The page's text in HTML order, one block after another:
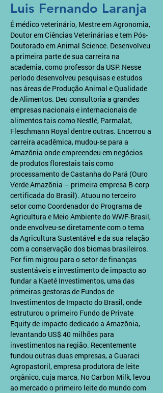
Luis Fernando Laranja
É médico veterinário, Mestre em Agronomia,
Doutor em Ciências Veterinárias e tem Pós-
Doutorado em Animal Science. Desenvolveu
a primeira parte de sua carreira na
academia, como professor da USP. Nesse
período desenvolveu pesquisas e estudos
nas áreas de Produção Animal e Qualidade
de Alimentos. Deu consultoria a grandes
empresas nacionais e internacionais de
alimentos tais como Nestlé, Parmalat,
Fleschmann Royal dentre outras. Encerrou a
carreira acadêmica, mudou-se para a
Amazônia onde empreendeu em negócios
de produtos florestais tais como
processamento de Castanha do Pará (Ouro
Verde Amazônia – primeira empresa B-corp
certificada do Brasil). Atuou no terceiro
setor como Coordenador do Programa de
Agricultura e Meio Ambiente do WWF-Brasil,
onde envolveu-se diretamente com o tema
da Agricultura Sustentável e da sua relação
com a conservação dos biomas brasileiros.
Por fim migrou para o setor de finanças
sustentáveis e investimento de impacto ao
fundar a Kaeté Investimentos, uma das
primeiras gestoras de Fundos de
Investimentos de Impacto do Brasil, onde
estruturou o primeiro Fundo de Private
Equity de impacto dedicado a Amazônia,
levantando US$ 40 milhões para
investimentos na região. Recentemente
fundou outras duas empresas, a Guaraci
Agropastoril, empresa produtora de leite
orgânico, cuja marca, No Carbon Milk, levou
ao mercado o primeiro leite do mundo com